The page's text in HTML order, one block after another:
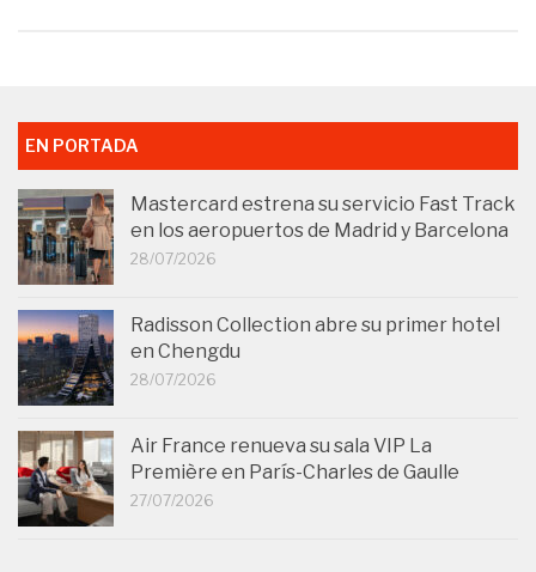
EN PORTADA
Mastercard estrena su servicio Fast Track
en los aeropuertos de Madrid y Barcelona
28/07/2026
Radisson Collection abre su primer hotel
en Chengdu
28/07/2026
Air France renueva su sala VIP La
Première en París-Charles de Gaulle
27/07/2026